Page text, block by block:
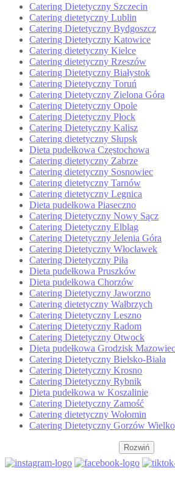
Catering Dietetyczny Szczecin
Catering dietetyczny Lublin
Catering Dietetyczny Bydgoszcz
Catering Dietetyczny Katowice
Catering dietetyczny Kielce
Catering dietetyczny Rzeszów
Catering Dietetyczny Białystok
Catering Dietetyczny Toruń
Catering Dietetyczny Zielona Góra
Catering Dietetyczny Opole
Catering Dietetyczny Płock
Catering Dietetyczny Kalisz
Catering dietetyczny Słupsk
Dieta pudełkowa Częstochowa
Catering dietetyczny Zabrze
Catering dietetyczny Sosnowiec
Catering dietetyczny Tarnów
Catering dietetyczny Legnica
Dieta pudełkowa Piaseczno
Catering Dietetyczny Nowy Sącz
Catering Dietetyczny Elbląg
Catering Dietetyczny Jelenia Góra
Catering Dietetyczny Włocławek
Catering Dietetyczny Piła
Dieta pudełkowa Pruszków
Dieta pudełkowa Chorzów
Catering Dietetyczny Jaworzno
Catering dietetyczny Wałbrzych
Catering Dietetyczny Leszno
Catering Dietetyczny Radom
Catering Dietetyczny Otwock
Dieta pudełkowa Grodzisk
Catering Dietetyczny Bielsko-Biała
Catering Dietetyczny Krosno
Catering Dietetyczny Rybnik
Dieta pudełkowa w Koszalinie
Catering Dietetyczny Zamość
Catering dietetyczny Wołomin
Catering Dietetyczny Gorzów
Rozwiń